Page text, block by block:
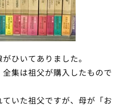
ひいてありました。
集は祖父が購入したもので
いた祖父ですが、母が「お